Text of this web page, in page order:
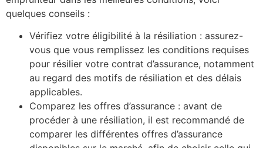
quelques conseils :
Vérifiez votre éligibilité à la résiliation : assurez-
vous que vous remplissez les conditions requises
pour résilier votre contrat d’assurance, notamment
au regard des motifs de résiliation et des délais
applicables.
Comparez les offres d’assurance : avant de
procéder à une résiliation, il est recommandé de
comparer les différentes offres d’assurance